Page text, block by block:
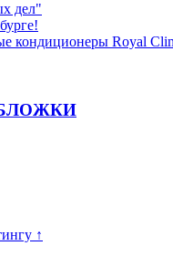
дел"
кондиционеры Royal
↑